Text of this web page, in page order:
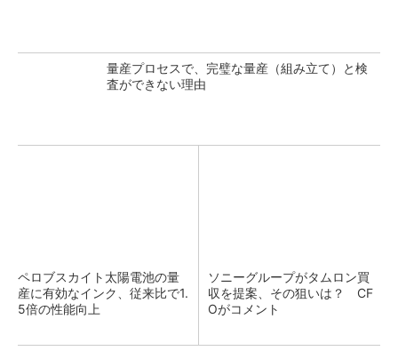
量産プロセスで、完璧な量産（組み立て）と検
査ができない理由
ペロブスカイト太陽電池の量
産に有効なインク、従来比で1.
5倍の性能向上
ソニーグループがタムロン買
収を提案、その狙いは？ CF
Oがコメント